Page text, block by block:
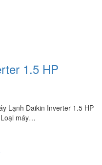
1.5 HP
Lạnh Daikin Inverter 1.5 HP
Loại máy…